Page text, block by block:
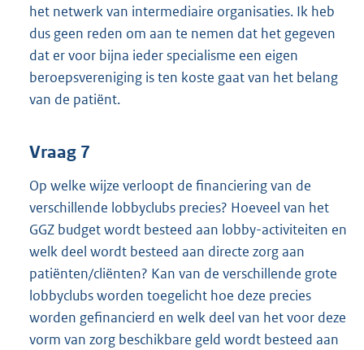
het netwerk van intermediaire organisaties. Ik heb
dus geen reden om aan te nemen dat het gegeven
dat er voor bijna ieder specialisme een eigen
beroepsvereniging is ten koste gaat van het belang
van de patiënt.
Vraag 7
Op welke wijze verloopt de financiering van de
verschillende lobbyclubs precies? Hoeveel van het
GGZ budget wordt besteed aan lobby-activiteiten en
welk deel wordt besteed aan directe zorg aan
patiënten/cliënten? Kan van de verschillende grote
lobbyclubs worden toegelicht hoe deze precies
worden gefinancierd en welk deel van het voor deze
vorm van zorg beschikbare geld wordt besteed aan